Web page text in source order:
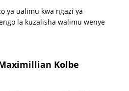
ya ualimu kwa ngazi ya
la kuzalisha walimu wenye
Kolbe